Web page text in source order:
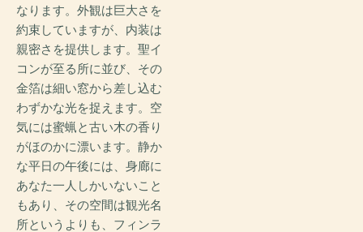
なります。外観は巨大さを
約束していますが、内装は
親密さを提供します。聖イ
コンが至る所に並び、その
金箔は細い窓から差し込む
わずかな光を捉えます。空
気には蜜蝋と古い木の香り
がほのかに漂います。静か
な平日の午後には、身廊に
あなた一人しかいないこと
もあり、その空間は観光名
所というよりも、フィンラ